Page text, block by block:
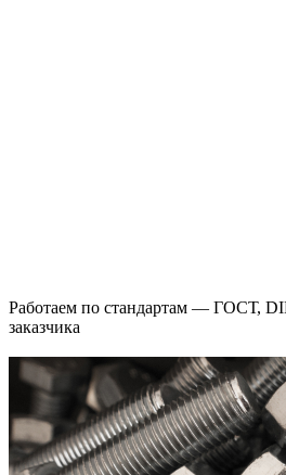
Работаем по стандартам — ГОСТ,
заказчика